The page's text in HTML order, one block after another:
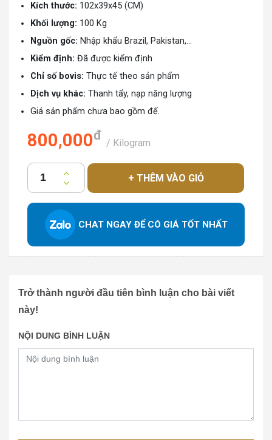
Kích thước: 102x39x45 (CM)
Khối lượng: 100 Kg
Nguồn gốc: Nhập khẩu Brazil, Pakistan,...
Kiểm định: Đã được kiểm định
Chỉ số bovis: Thực tế theo sản phẩm
Dịch vụ khác: Thanh tẩy, nạp năng lượng
Giá sản phẩm chưa bao gồm đế.
800,000đ
/ Kilogram
+ THÊM VÀO GIỎ
CHAT NGAY ĐỂ CÓ GIÁ TỐT NHẤT
Trở thành người đầu tiên bình luận cho bài viết
này!
NỘI DUNG BÌNH LUẬN